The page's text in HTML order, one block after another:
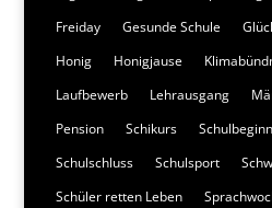
Freiday
Gesunde Schule
Honig
Honigjause
Laufbewerb
Lehrausgang
Pension
Schikurs Schulbeginn
Schulschluss
Schulsport
Schüler retten Leben